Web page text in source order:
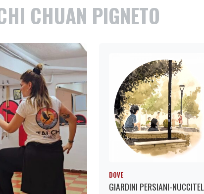
CHUAN PIGNETO
DOVE
GIARDINI PERSIANI-